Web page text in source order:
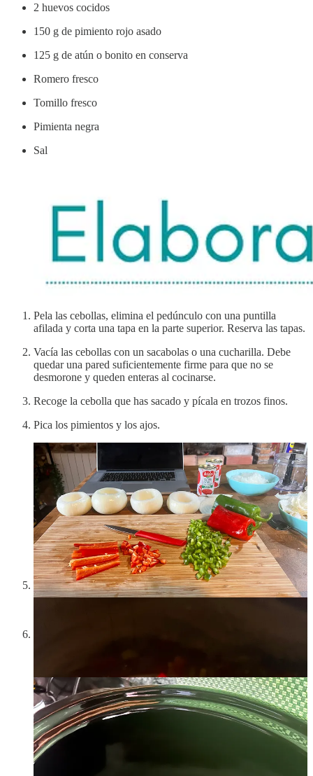
2 huevos cocidos
150 g de pimiento rojo asado
125 g de atún o bonito en conserva
Romero fresco
Tomillo fresco
Pimienta negra
Sal
Pela las cebollas, elimina el pedúnculo con una puntilla
afilada y corta una tapa en la parte superior. Reserva las tapas.
Vacía las cebollas con un sacabolas o una cucharilla. Debe
quedar una pared suficientemente firme para que no se
desmorone y queden enteras al cocinarse.
Recoge la cebolla que has sacado y pícala en trozos finos.
Pica los pimientos y los ajos.
Coloca todas las hortalizas picadas en el slow cooker, añade
170 g de tomate concentrado (1 lata), sal al gusto, 4
sal y pimienta negra. Mezcla hasta que quede homogéneo.